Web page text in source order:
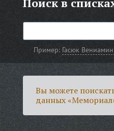
Пример: Гасюк
Вы можете
данных